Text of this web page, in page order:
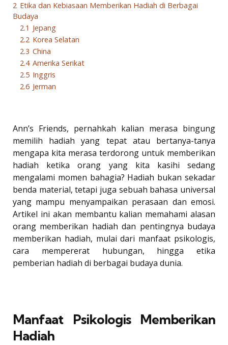
2 Etika dan Kebiasaan Memberikan Hadiah di Berbagai
Budaya
2.1 Jepang
2.2 Korea Selatan
2.3 China
2.4 Amerika Serikat
2.5 Inggris
2.6 Jerman
Ann’s Friends, pernahkah kalian merasa bingung
memilih hadiah yang tepat atau bertanya-tanya
mengapa kita merasa terdorong untuk memberikan
hadiah ketika orang yang kita kasihi sedang
mengalami momen bahagia? Hadiah bukan sekadar
benda material, tetapi juga sebuah bahasa universal
yang mampu menyampaikan perasaan dan emosi.
Artikel ini akan membantu kalian memahami alasan
orang memberikan hadiah dan pentingnya budaya
memberikan hadiah, mulai dari manfaat psikologis,
cara mempererat hubungan, hingga etika
pemberian hadiah di berbagai budaya dunia.
Manfaat Psikologis Memberikan
Hadiah